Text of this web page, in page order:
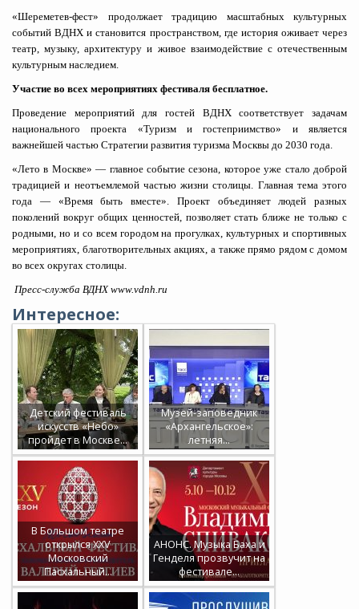
«Шереметев-фест» продолжает традицию масштабных культурных
событий ВДНХ и становится пространством, где история оживает через
театр, музыку, архитектуру и живое взаимодействие с отечественным
культурным наследием.
Участие во всех мероприятиях фестиваля бесплатное.
Проведение мероприятий для гостей ВДНХ соответствует задачам
национального проекта «Туризм и гостеприимство» и является
важнейшей частью Стратегии развития туризма Москвы до 2030 года.
«Лето в Москве» — главное событие сезона, которое уже стало доброй
традицией и неотъемлемой частью жизни столицы. Главная тема этого
года — «Время быть вместе». Проект объединяет людей разных
поколений вокруг общих ценностей, позволяет стать ближе не только с
родными, но и со всем городом на прогулках, культурных и спортивных
мероприятиях, благотворительных акциях, а также прямо рядом с домом
во всех округах столицы.
Пресс-служба ВДНХwww.vdnh.ru
Интересное:
Детский фестиваль
искусств «Небо»
пройдет в Москве…
Музей-заповедник
«Архангельское»:
летняя…
В Большом театре
открылся XXV
Московский
Пасхальный…
АНОНС. Музыка Баха и
Генделя прозвучит на
фестивале…